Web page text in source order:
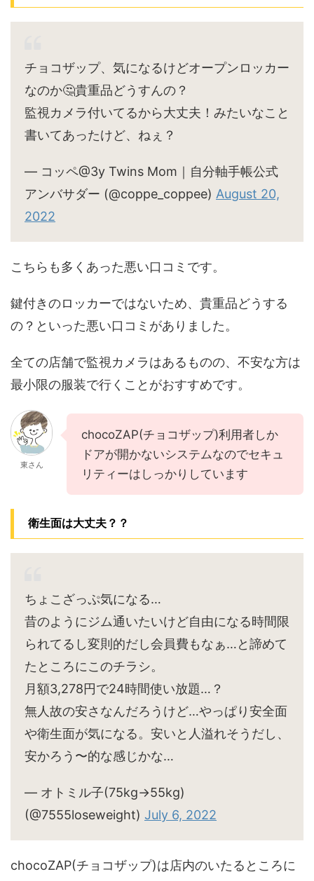
チョコザップ、気になるけどオープンロッカー
なのか🤔貴重品どうすんの？
監視カメラ付いてるから大丈夫！みたいなこと
書いてあったけど、ねぇ？
— コッペ@3y Twins Mom｜自分軸手帳公式
アンバサダー (@coppe_coppee) August 20,
2022
こちらも多くあった悪い口コミです。
鍵付きのロッカーではないため、貴重品どうする
の？といった悪い口コミがありました。
全ての店舗で監視カメラはあるものの、不安な方は
最小限の服装で行くことがおすすめです。
東さん
chocoZAP(チョコザップ)利用者しか
ドアが開かないシステムなのでセキュ
リティーはしっかりしています
衛生面は大丈夫？？
ちょこざっぷ気になる…
昔のようにジム通いたいけど自由になる時間限
られてるし変則的だし会員費もなぁ…と諦めて
たところにこのチラシ。
月額3,278円で24時間使い放題…？
無人故の安さなんだろうけど…やっぱり安全面
や衛生面が気になる。安いと人溢れそうだし、
安かろう〜的な感じかな…
— オトミル子(75kg→55kg)
(@7555loseweight) July 6, 2022
chocoZAP(チョコザップ)は店内のいたるところに